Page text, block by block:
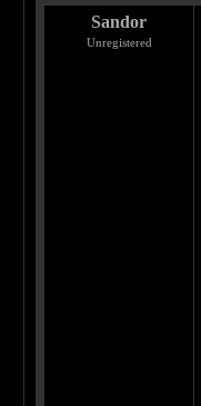
Sandor
Unregistered